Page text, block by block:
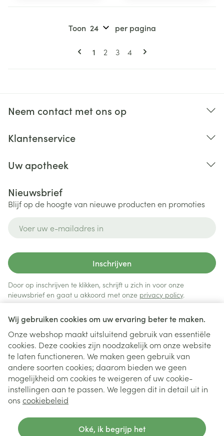
Wij gebruiken cookies om uw ervaring beter te maken.
Onze webshop maakt uitsluitend gebruik van essentiële
cookies. Deze cookies zijn noodzakelijk om onze website
te laten functioneren. We maken geen gebruik van
andere soorten cookies; daarom bieden we geen
mogelijkheid om cookies te weigeren of uw cookie-
instellingen aan te passen. We leggen dit in detail uit in
ons cookiebeleid
Oké, ik begrijp het
Pagina's
U lees momenteel pagina
1 Pagina
2 Pagina
3 Pagina
4
Toon per pagina
Neem contact met ons op
Klantenservice
Uw apotheek
Nieuwsbrief
Blijf op de hoogte van nieuwe producten en promoties
Inschrijven
Door op inschrijven te klikken, schrijft u zich in voor onze
nieuwsbrief en gaat u akkoord met onze privacy policy.
Juridische links